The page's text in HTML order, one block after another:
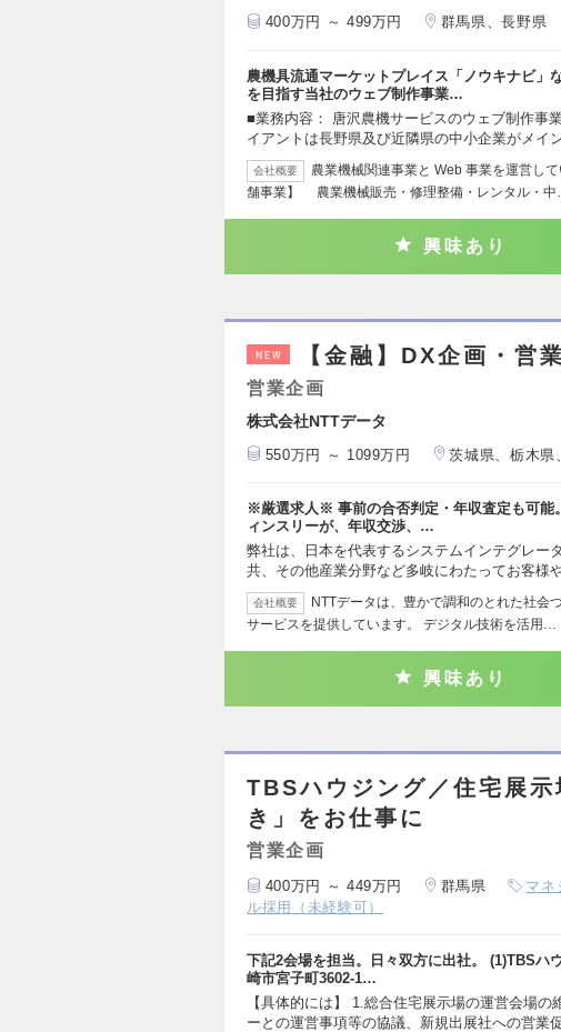
400万円 ～ 499万円 群馬県、長野県
農機具流通マーケットプレイス「ノウキナビ」
を目指す当社のウェブ制作事業…
■業務内容： 唐沢農機サービスのウェブ制作事
イアントは長野県及び近隣県の中小企業がメイ
会社概要
農業機械関連事業と Web 事業を運営し
舗事業】 農業機械販売・修理整備・レンタル・
興味あり
NEW 【金融】DX企画・営
営業企画
株式会社NTTデータ
550万円 ～ 1099万円 茨城県、栃木県
※厳選求人※ 事前の合否判定・年収査定も可能
ィンスリーが、年収交渉、…
弊社は、日本を代表するシステムインテグレー
共、その他産業分野など多岐にわたってお客様
会社概要
NTTデータは、豊かで調和のとれた社会
サービスを提供しています。 デジタル技術を活用…
興味あり
TBSハウジング／住宅展
き」をお仕事に
営業企画
400万円 ～ 449万円 群馬県 マネ
ル採用（未経験可）
下記2会場を担当。日々双方に出社。 (1)TBSハ
崎市宮子町3602-1…
【具体的には】 1.総合住宅展示場の運営会場
ーとの運営事項等の協議、新規出展社への営業